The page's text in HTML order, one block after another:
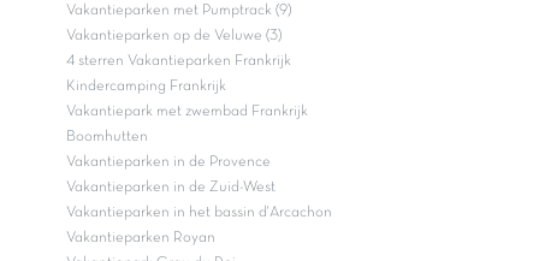
Vakantieparken met Pumptrack (9)
Vakantieparken op de Veluwe (3)
4 sterren Vakantieparken Frankrijk
Kindercamping Frankrijk
Vakantiepark met zwembad Frankrijk
Boomhutten
Vakantieparken in de Provence
Vakantieparken in de Zuid-West
Vakantieparken in het bassin d'Arcachon
Vakantieparken Royan